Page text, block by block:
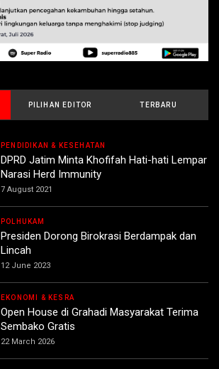
PILIHAN EDITOR TERBARU
PENDIDIKAN & KESEHATAN
DPRD Jatim Minta Khofifah Hati-hati Lempar
Narasi Herd Immunity
7 August 2021
POLHUKAM
Presiden Dorong Birokrasi Berdampak dan
Lincah
12 June 2023
EKONOMI & KESRA
Open House di Grahadi Masyarakat Terima
Sembako Gratis
22 March 2026